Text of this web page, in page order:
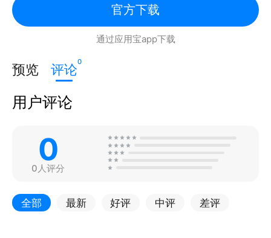
官方下载
通过应用宝app下载
预览 评论0
用户评论
0
0人评分
全部 最新 好评 中评 差评